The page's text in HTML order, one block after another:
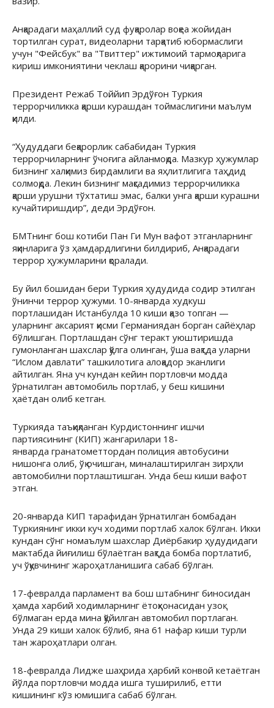
Анқарадаги маҳаллий суд фуқаролар воқеа жойидан
тортилган сурат, видеоларни тарқатиб юбормаслиги
учун "Фейсбук" ва "Твиттер" ижтимоий тармоқларига
кириш имкониятини чеклаш қарорини чиқарган.
Президент Режаб Тоййип Эрдўғон Туркия
террорчиликка қарши курашдан тоймаслигини маълум
қилди.
“Ҳудуддаги беқарорлик сабабидан Туркия
террорчиларнинг ўчоғига айланмоқда. Мазкур ҳужумлар
бизнинг халқимиз бирдамлиги ва яҳлитлигига таҳдид
солмоқда. Лекин бизнинг мақсадимиз террорчиликка
қарши урушни тўхтатиш эмас, балки унга қарши курашни
кучайтиришдир”, деди Эрдўғон.
БМТнинг бош котиби Пан Ги Мун вафот этганларнинг
яқинларига ўз ҳамдардлигини билдириб, Анқарадаги
террор ҳужумларини қоралади.
Бу йил бошидан бери Туркия ҳудудида содир этилган
ўнинчи террор ҳужуми. 10-январда худкуш
портлашидан Истанбулда 10 киши қазо топган —
уларнинг аксарият қисми Германиядан борган сайёҳлар
бўлишган. Портлашдан сўнг теракт уюштиришда
гумонланган шахслар қўлга олинган, ўша вақтда уларни
“Ислом давлати” ташкилотига алоқадор эканлиги
айтилган. Яна уч кундан кейин портловчи модда
ўрнатилган автомобиль портлаб, у беш кишини
ҳаётдан олиб кетган.
Туркияда таъқиқланган Курдистоннинг ишчи
партиясининг (КИП) жангарилари 18-
январда гранатометтордан полиция автобусини
нишонга олиб, ўқ очишган, миналаштирилган зирҳли
автомобилни портлаштишган. Унда беш киши вафот
этган.
20-январда КИП тарафидан ўрнатилган бомбадан
Туркиянинг икки куч ходими портлаб халок бўлган. Икки
кундан сўнг номаълум шахслар Диёрбакир ҳудудидаги
мактабда йиғилиш бўлаётган вақтда бомба портлатиб,
уч ўқувчининг жароҳатланишига сабаб бўлган.
17-февралда парламент ва бош штабнинг биносидан
ҳамда харбий ходимларнинг ётоқҳонасидан узоқ
бўлмаган ерда мина қўйилган автомобил портлаган.
Унда 29 киши халок бўлиб, яна 61 нафар киши турли
тан жароҳатлари олган.
18-февралда Лидже шаҳрида ҳарбий конвой кетаётган
йўлда портловчи модда ишга туширилиб, етти
кишининг кўз юмишига сабаб бўлган.